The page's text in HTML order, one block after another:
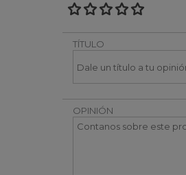
TÍTULO
OPINIÓN